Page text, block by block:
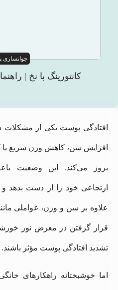
کانتورینگ با نخ |
افتادگی پوست یکی از
افزایش سن، کاهش وزن سریع
بروز می‌کند. این وضعیت
ارتجاعی خود را از دست بدهد
علاوه بر سن و وزن، عواملی
قرار گرفتن در معرض نور
تشدید افتادگی پوست مؤثر باشند.
اما خوشبختانه راهکارهای